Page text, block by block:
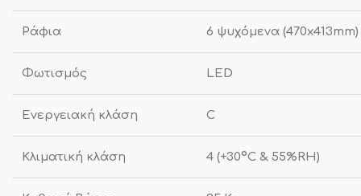
Ράφια 6 ψυχόμενα (470x413mm)
Φωτισμός LED
Ενεργειακή κλάση C
Κλιματική κλάση 4 (+30ºC & 55%RH)